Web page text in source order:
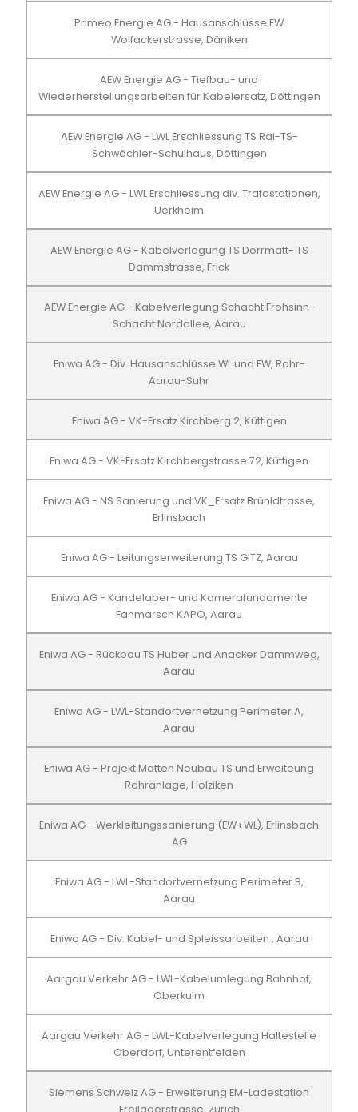
Primeo Energie AG - Hausanschlüsse EW
Wolfackerstrasse, Däniken
AEW Energie AG - Tiefbau- und
Wiederherstellungsarbeiten für Kabelersatz, Döttingen
AEW Energie AG - LWL Erschliessung TS Rai-TS-
Schwächler-Schulhaus, Döttingen
AEW Energie AG - LWL Erschliessung div. Trafostationen,
Uerkheim
AEW Energie AG - Kabelverlegung TS Dörrmatt- TS
Dammstrasse, Frick
AEW Energie AG - Kabelverlegung Schacht Frohsinn-
Schacht Nordallee, Aarau
Eniwa AG - Div. Hausanschlüsse WL und EW, Rohr-
Aarau-Suhr
Eniwa AG - VK-Ersatz Kirchberg 2, Küttigen
Eniwa AG - VK-Ersatz Kirchbergstrasse 72, Küttigen
Eniwa AG - NS Sanierung und VK_Ersatz Brühldtrasse,
Erlinsbach
Eniwa AG - Leitungserweiterung TS GITZ, Aarau
Eniwa AG - Kandelaber- und Kamerafundamente
Fanmarsch KAPO, Aarau
Eniwa AG - Rückbau TS Huber und Anacker Dammweg,
Aarau
Eniwa AG - LWL-Standortvernetzung Perimeter A,
Aarau
Eniwa AG - Projekt Matten Neubau TS und Erweiteung
Rohranlage, Holziken
Eniwa AG - Werkleitungssanierung (EW+WL), Erlinsbach
AG
Eniwa AG - LWL-Standortvernetzung Perimeter B,
Aarau
Eniwa AG - Div. Kabel- und Spleissarbeiten , Aarau
Aargau Verkehr AG - LWL-Kabelumlegung Bahnhof,
Oberkulm
Aargau Verkehr AG - LWL-Kabelverlegung Haltestelle
Oberdorf, Unterentfelden
Siemens Schweiz AG - Erweiterung EM-Ladestation
Freilagerstrasse, Zürich